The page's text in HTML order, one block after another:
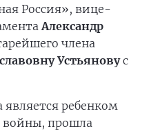
Россия», вице-
Александр
члена
Устьяновус
является ребенком
войны, прошла